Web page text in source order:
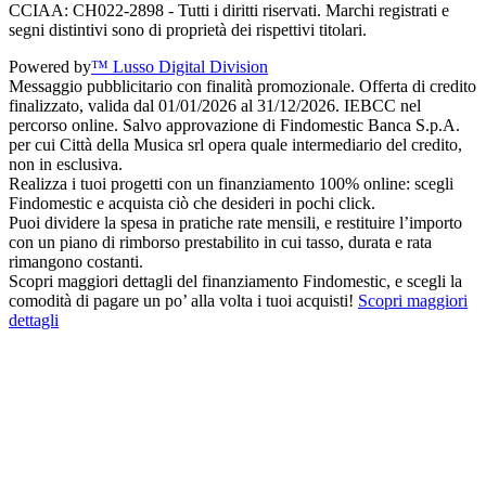
CCIAA: CH022-2898 - Tutti i diritti riservati. Marchi registrati e
segni distintivi sono di proprietà dei rispettivi titolari.
Powered by™ Lusso Digital Division
Messaggio pubblicitario con finalità promozionale. Offerta di credito
finalizzato, valida dal 01/01/2026 al 31/12/2026. IEBCC nel
percorso online. Salvo approvazione di Findomestic Banca S.p.A.
per cui Città della Musica srl opera quale intermediario del credito,
non in esclusiva.
Realizza i tuoi progetti con un finanziamento 100% online: scegli
Findomestic e acquista ciò che desideri in pochi click.
Puoi dividere la spesa in pratiche rate mensili, e restituire l’importo
con un piano di rimborso prestabilito in cui tasso, durata e rata
rimangono costanti.
Scopri maggiori dettagli del finanziamento Findomestic, e scegli la
comodità di pagare un po’ alla volta i tuoi acquisti! Scopri maggiori
dettagli